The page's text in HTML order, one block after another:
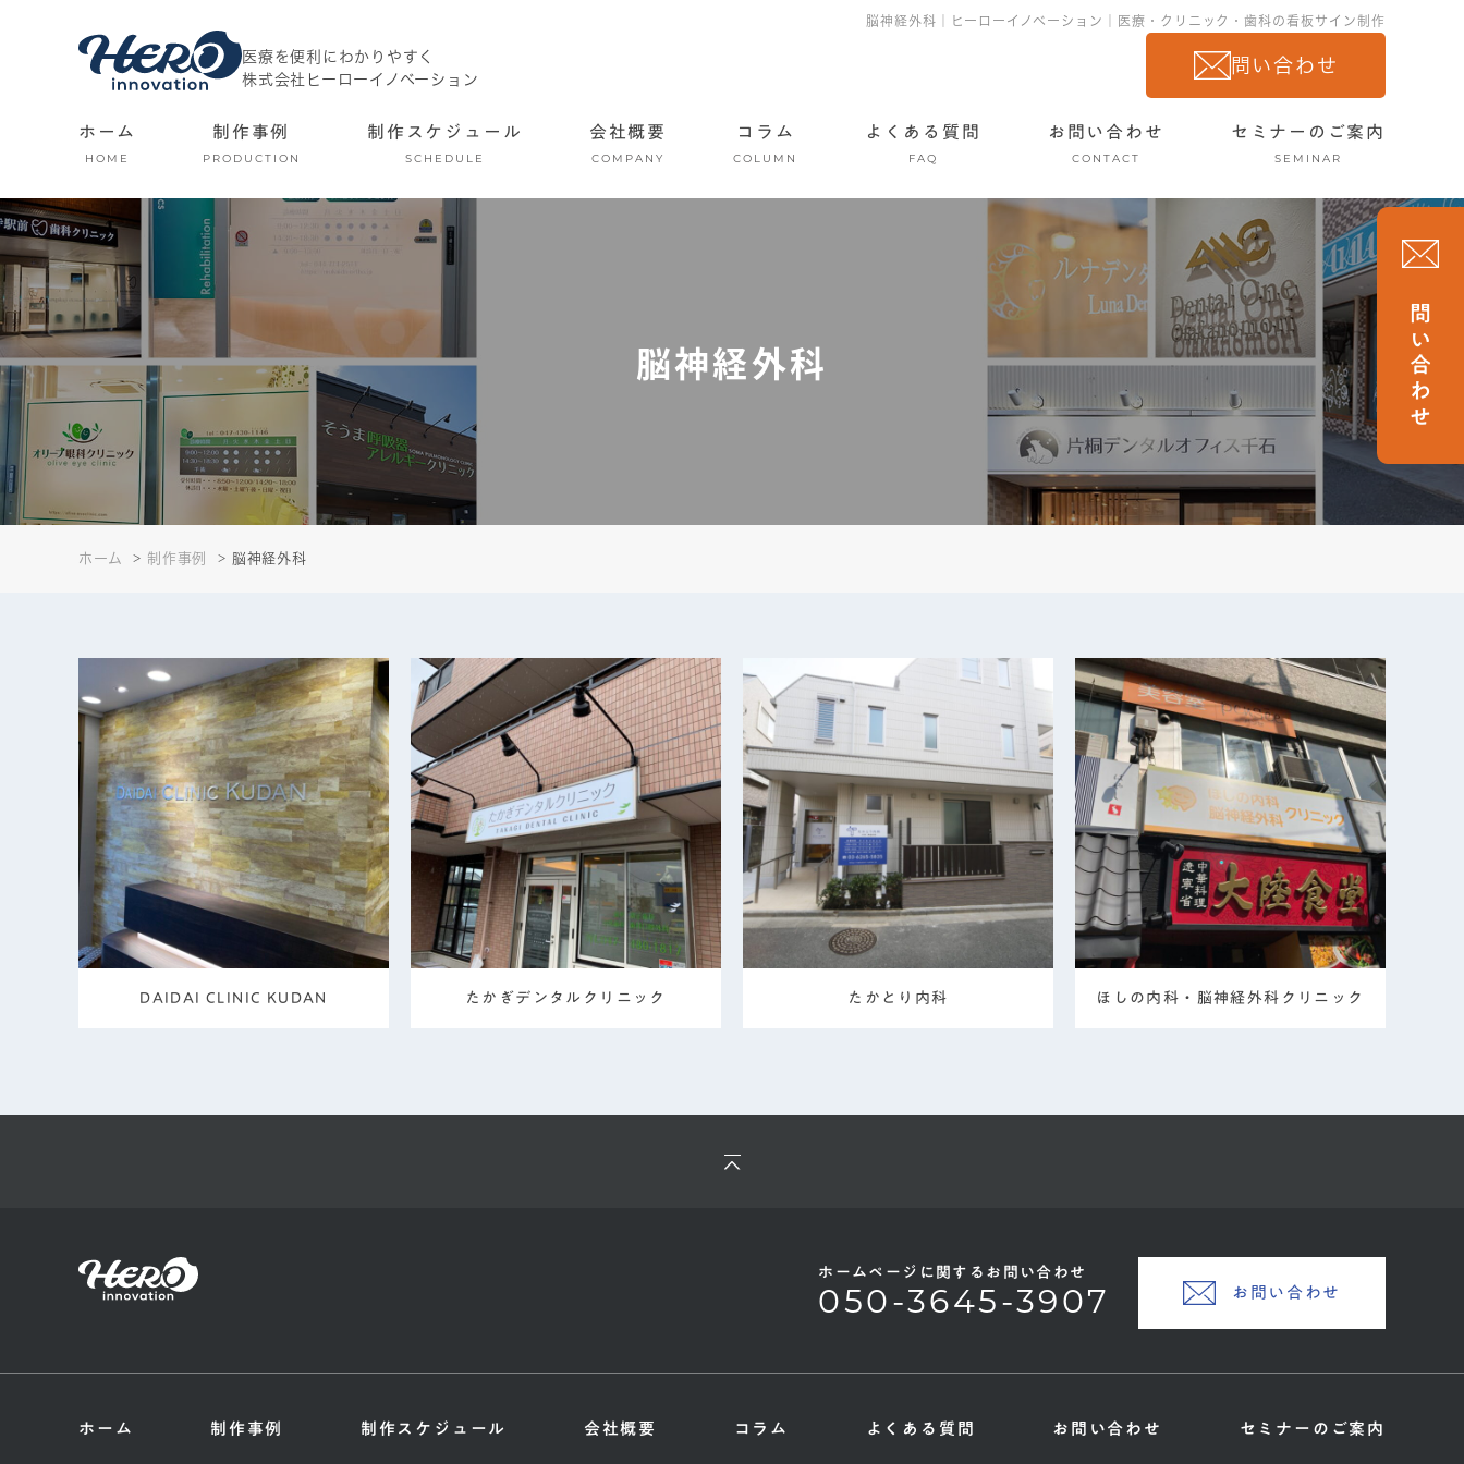
医療を便利にわかりやすく
株式会社ヒーローイノベーション
問い合わせ
ホーム
HOME
制作事例
PRODUCTION
制作スケジュール
SCHEDULE
会社概要
COMPANY
コラム
COLUMN
よくある質問
FAQ
お問い合わせ
CONTACT
セミナーのご案内
SEMINAR
問い合わせ
脳神経外科
脳神経外科｜ヒーローイノベーション｜医療・クリニック・歯科の看板サイン制作
ホーム 制作事例 脳神経外科
DAIDAI CLINIC KUDAN たかぎデンタルクリニック たかとり内科 ほしの内科・脳神経外科クリニック
ホームページに関するお問い合わせ
050-3645-3907 お問い合わせ
ホーム 制作事例 制作スケジュール 会社概要 コラム よくある質問 お問い合わせ セミナーのご案内